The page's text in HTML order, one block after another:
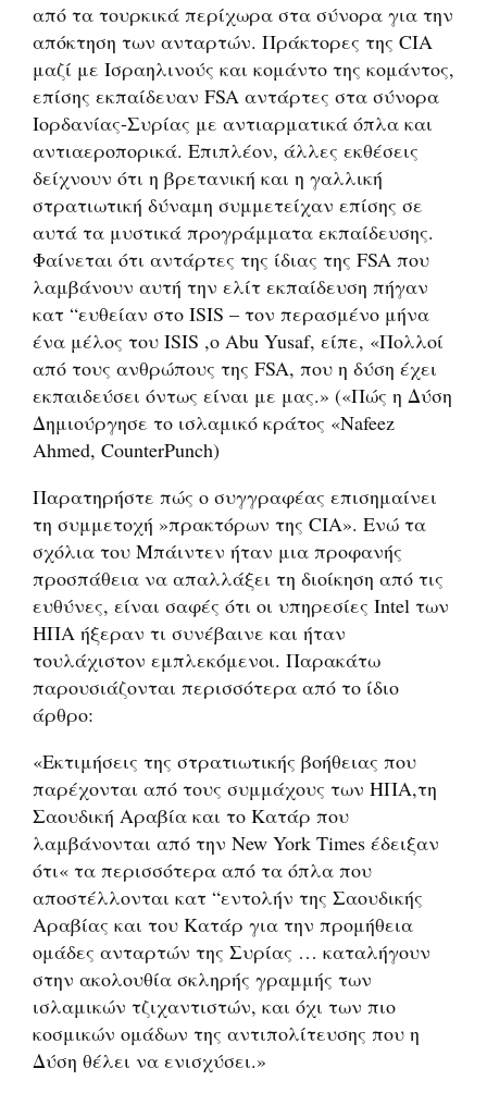
από τα τουρκικά περίχωρα στα σύνορα για την
απόκτηση των ανταρτών. Πράκτορες της CIA
μαζί με Ισραηλινούς και κομάντο της κομάντος,
επίσης εκπαίδευαν FSA αντάρτες στα σύνορα
Ιορδανίας-Συρίας με αντιαρματικά όπλα και
αντιαεροπορικά. Επιπλέον, άλλες εκθέσεις
δείχνουν ότι η βρετανική και η γαλλική
στρατιωτική δύναμη συμμετείχαν επίσης σε
αυτά τα μυστικά προγράμματα εκπαίδευσης.
Φαίνεται ότι αντάρτες της ίδιας της FSA που
λαμβάνουν αυτή την ελίτ εκπαίδευση πήγαν
κατ “ευθείαν στο ISIS – τον περασμένο μήνα
ένα μέλος του ISIS ,o Abu Yusaf, είπε, «Πολλοί
από τους ανθρώπους της FSA, που η δύση έχει
εκπαιδεύσει όντως είναι με μας.» («Πώς η Δύση
Δημιούργησε το ισλαμικό κράτος «Nafeez
Ahmed, CounterPunch)
Παρατηρήστε πώς ο συγγραφέας επισημαίνει
τη συμμετοχή »πρακτόρων της CIA». Ενώ τα
σχόλια του Μπάιντεν ήταν μια προφανής
προσπάθεια να απαλλάξει τη διοίκηση από τις
ευθύνες, είναι σαφές ότι οι υπηρεσίες Intel των
ΗΠΑ ήξεραν τι συνέβαινε και ήταν
τουλάχιστον εμπλεκόμενοι. Παρακάτω
παρουσιάζονται περισσότερα από το ίδιο
άρθρο:
«Εκτιμήσεις της στρατιωτικής βοήθειας που
παρέχονται από τους συμμάχους των ΗΠΑ,τη
Σαουδική Αραβία και το Κατάρ που
λαμβάνονται από την New York Times έδειξαν
ότι« τα περισσότερα από τα όπλα που
αποστέλλονται κατ “εντολήν της Σαουδικής
Αραβίας και του Κατάρ για την προμήθεια
ομάδες ανταρτών της Συρίας … καταλήγουν
στην ακολουθία σκληρής γραμμής των
ισλαμικών τζιχαντιστών, και όχι των πιο
κοσμικών ομάδων της αντιπολίτευσης που η
Δύση θέλει να ενισχύσει.»